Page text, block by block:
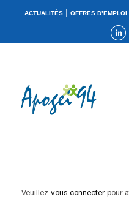
ACTUALITÉS| OFFRES D’EMPLOI
Veuillez vous connecterpour